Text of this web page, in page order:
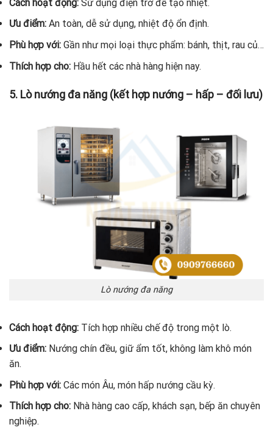
Cách hoạt động: Sử dụng điện trở để tạo nhiệt.
Ưu điểm: An toàn, dễ sử dụng, nhiệt độ ổn định.
Phù hợp với: Gần như mọi loại thực phẩm: bánh, thịt, rau củ…
Thích hợp cho: Hầu hết các nhà hàng hiện nay.
5. Lò nướng đa năng (kết hợp nướng – hấp – đối lưu)
Lò nướng đa năng
Cách hoạt động: Tích hợp nhiều chế độ trong một lò.
Ưu điểm: Nướng chín đều, giữ ẩm tốt, không làm khô món
ăn.
Phù hợp với: Các món Âu, món hấp nướng cầu kỳ.
Thích hợp cho: Nhà hàng cao cấp, khách sạn, bếp ăn chuyên
nghiệp.